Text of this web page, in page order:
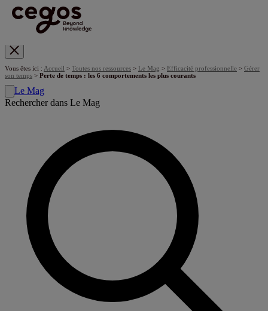
Vous êtes ici : Accueil > Toutes nos ressources > Le Mag > Efficacité professionnelle > Gérer
son temps > Perte de temps : les 6 comportements les plus courants
Le Mag
Rechercher dans Le Mag